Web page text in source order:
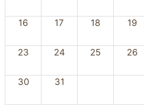
16 17 18 19
23 24 25 26
30 31